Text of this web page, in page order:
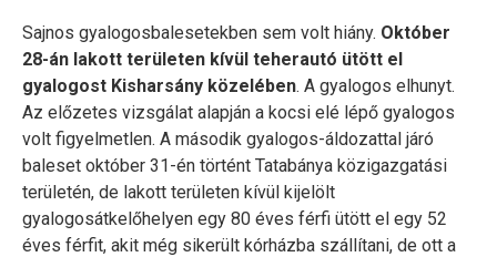
Sajnos gyalogosbalesetekben sem volt hiány. Október
28-án lakott területen kívül teherautó ütött el
gyalogost Kisharsány közelében. A gyalogos elhunyt.
Az előzetes vizsgálat alapján a kocsi elé lépő gyalogos
volt figyelmetlen. A második gyalogos-áldozattal járó
baleset október 31-én történt Tatabánya közigazgatási
területén, de lakott területen kívül kijelölt
gyalogosátkelőhelyen egy 80 éves férfi ütött el egy 52
éves férfit, akit még sikerült kórházba szállítani, de ott a